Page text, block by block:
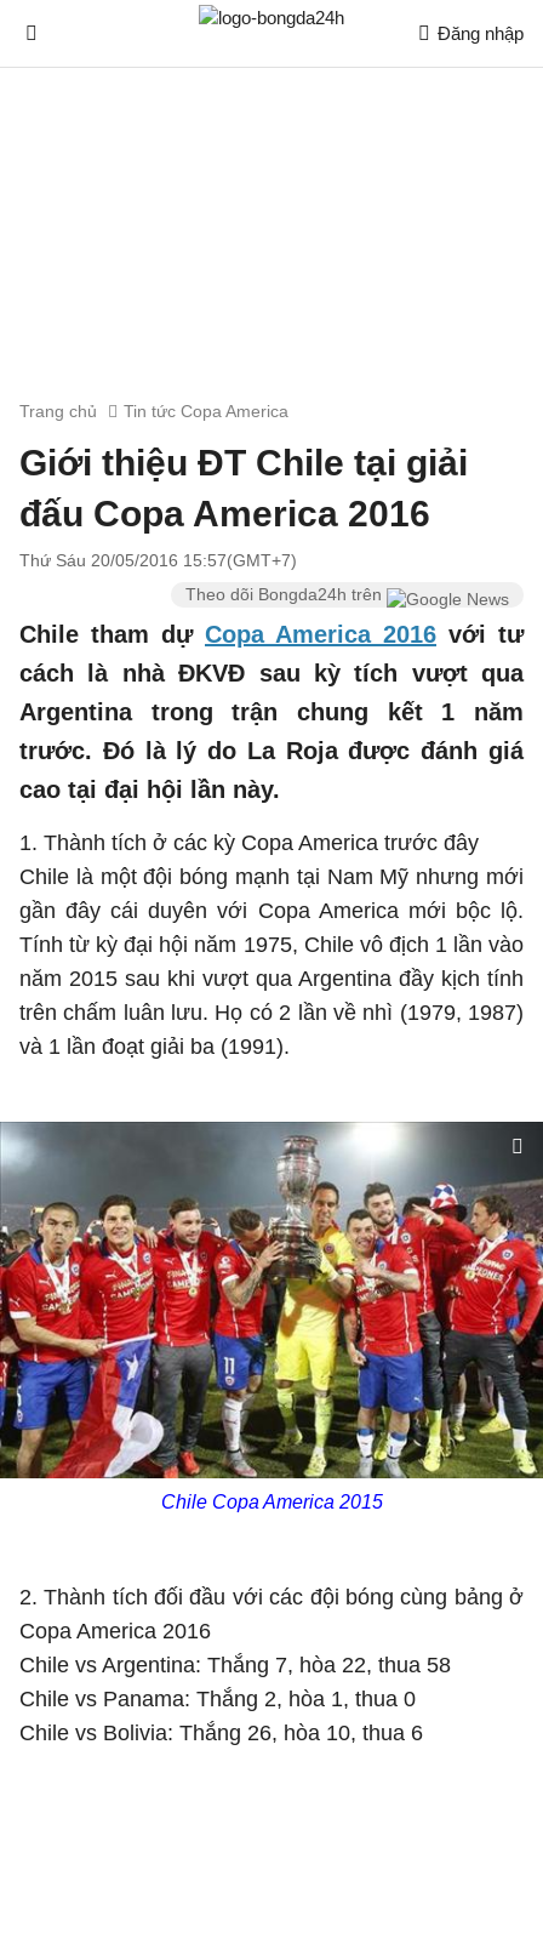
Đăng nhập
Trang chủ Tin tức Copa America
Giới thiệu ĐT Chile tại giải
đấu Copa America 2016
Thứ Sáu 20/05/2016 15:57(GMT+7)
Theo dõi Bongda24h trên
Chile tham dự Copa America 2016 với tư
cách là nhà ĐKVĐ sau kỳ tích vượt qua
Argentina trong trận chung kết 1 năm
trước. Đó là lý do La Roja được đánh giá
cao tại đại hội lần này.
1. Thành tích ở các kỳ Copa America trước đây
Chile là một đội bóng mạnh tại Nam Mỹ nhưng mới
gần đây cái duyên với Copa America mới bộc lộ.
Tính từ kỳ đại hội năm 1975, Chile vô địch 1 lần vào
năm 2015 sau khi vượt qua Argentina đầy kịch tính
trên chấm luân lưu. Họ có 2 lần về nhì (1979, 1987)
và 1 lần đoạt giải ba (1991).
Chile Copa America 2015
2. Thành tích đối đầu với các đội bóng cùng bảng ở
Copa America 2016
Chile vs Argentina: Thắng 7, hòa 22, thua 58
Chile vs Panama: Thắng 2, hòa 1, thua 0
Chile vs Bolivia: Thắng 26, hòa 10, thua 6